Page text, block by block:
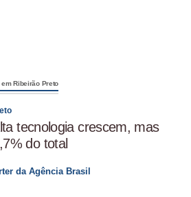
Ribeirão Preto
tecnologia crescem, mas
do total
da Agência Brasil